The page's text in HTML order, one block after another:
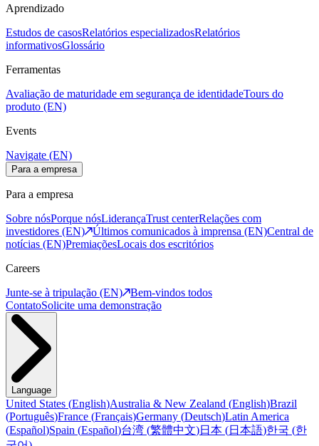
Aprendizado
Estudos de casosRelatórios especializadosRelatórios
informativosGlossário
Ferramentas
Avaliação de maturidade em segurança de identidadeTours do
produto (EN)
Events
Navigate (EN)
Para a empresa
Para a empresa
Sobre nósPorque nósLiderançaTrust centerRelações com
investidores (EN)
Últimos comunicados à imprensa (EN)Central de
notícias (EN)PremiaçõesLocais dos escritórios
Careers
Junte-se à tripulação (EN)
Bem-vindos todos
ContatoSolicite uma demonstração
Language
United States (English)Australia & New Zealand (English)Brazil
(Português)France (Français)Germany (Deutsch)Latin America
(Español)Spain (Español)台湾 (繁體中文)日本 (日本語)한국 (한